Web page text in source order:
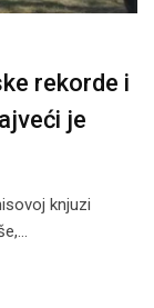
rekorde i
je
knjuzi